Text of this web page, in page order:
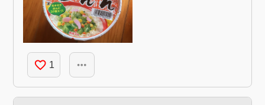
favorite_border 1 more_horiz